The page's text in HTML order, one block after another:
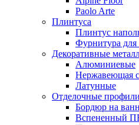
Paolo Arte
Плинтуса
Плинтус
Фурнитура для
Декоративные
Алюминиевые
Нержавеющая
Латунные
Отделочные
Бордюр на
Вспененный